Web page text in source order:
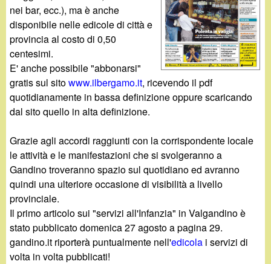
i
n
o
.
i
t
a
nei bar, ecc.), ma è anche
disponibile nelle edicole di città e
provincia al costo di 0,50
centesimi.
E' anche possibile "abbonarsi"
gratis sul sitowww.ilbergamo.it, ricevendo il pdf
quotidianamente in bassa definizione oppure scaricando
dal sito quello in alta definizione.
Grazie agli accordi raggiunti con la corrispondente locale
le attività e le manifestazioni che si svolgeranno a
Gandino troveranno spazio sul quotidiano ed avranno
quindi una ulteriore occasione di visibilità a livello
provinciale.
Il primo articolo sui "servizi all'Infanzia" in Valgandino è
stato pubblicato domenica 27 agosto a pagina 29.
gandino.it riporterà puntualmente nell'edicola i servizi di
volta in volta pubblicati!